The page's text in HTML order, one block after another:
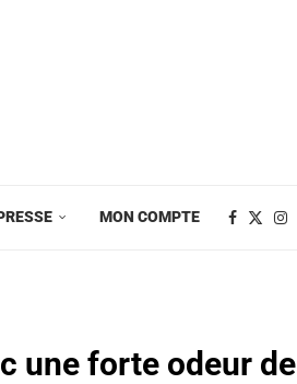
MON COMPTE
une forte odeur de